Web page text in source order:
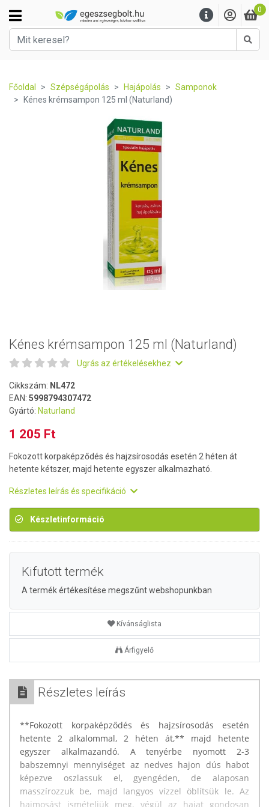
0
Főoldal Szépségápolás Hajápolás
Samponok
Kénes krémsampon 125 ml (Naturland)
Kénes krémsampon 125 ml (Naturland)
Ugrás az értékelésekhez
Cikkszám: NL472
EAN: 5998794307472
Gyártó: Naturland
1 205 Ft
Fokozott korpaképződés és hajzsírosodás esetén 2 héten át
hetente kétszer, majd hetente egyszer alkalmazható.
Részletes leírás és specifikáció
Készletinformáció
Kifutott termék
A termék értékesítése megszűnt webshopunkban
Kívánságlista
Árfigyelő
Részletes leírás
**Fokozott korpaképződés és hajzsírosodás esetén
hetente 2 alkalommal, 2 héten át,** majd hetente
egyszer alkalmazandó. A tenyérbe nyomott 2-3
babszemnyi mennyiséget az nedves hajon dús habot
képezve oszlassuk el, gyengéden, de alaposan
masszírozzuk be, majd langyos vízzel öblítsük le. Az
hajmosást ismételjük meg, végül az hajat gondosan